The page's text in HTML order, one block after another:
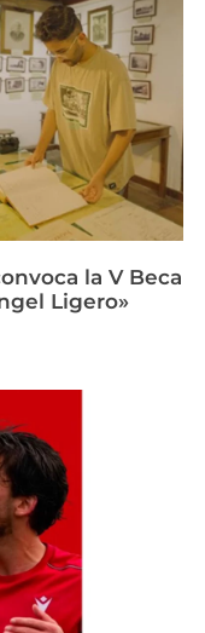
la V Beca
Ligero»